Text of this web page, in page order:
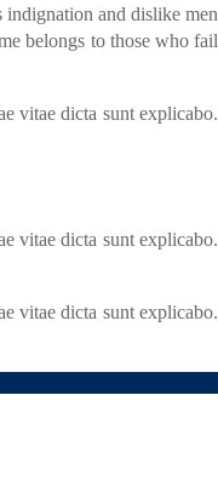
indignation and dislike men
belongs to those who fail
vitae dicta sunt explicabo.
vitae dicta sunt explicabo.
vitae dicta sunt explicabo.